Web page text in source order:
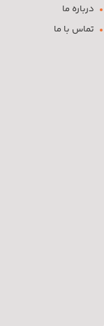
درباره ما
تماس با ما